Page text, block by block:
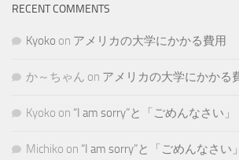
RECENT COMMENTS
Kyoko on アメリカの大学にかかる費用
か～ちゃん on アメリカの大学にかかる
Kyoko on “I am sorry”と「ごめんなさい」
Michiko on “I am sorry”と「ごめんなさい」